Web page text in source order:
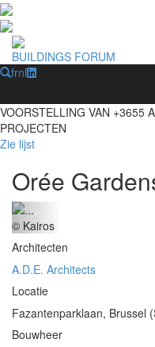
BUILDINGS FORUM
frnl
VOORSTELLING VAN +3655
PROJECTEN
Zie lijst
Orée
© Kairos
‹
Architecten
A.D.E. Architects
Locatie
Fazantenparklaan, Brussel
Bouwheer